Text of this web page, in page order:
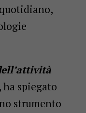
ha spiegato
strumento